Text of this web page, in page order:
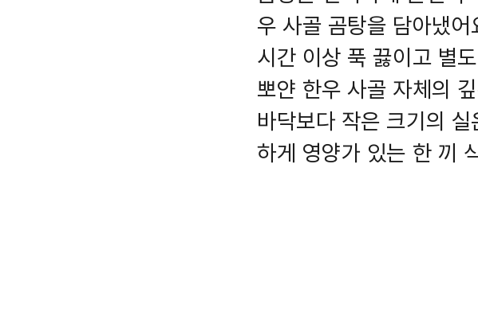
우 사골 곰탕을 담아냈
시간 이상 푹 끓이고 별
뽀얀 한우 사골 자체의
바닥보다 작은 크기의
하게 영양가 있는 한 끼